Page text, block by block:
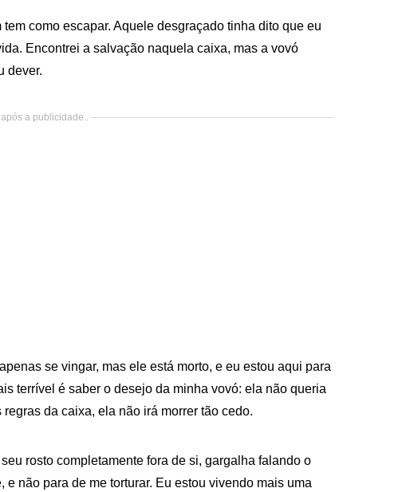
como escapar. Aquele desgraçado tinha dito que eu
Encontrei a salvação naquela caixa, mas a vovó
dever.
a publicidade..
se vingar, mas ele está morto, e eu estou aqui para
terrível é saber o desejo da minha vovó: ela não queria
da caixa, ela não irá morrer tão cedo.
rosto completamente fora de si, gargalha falando o
não para de me torturar. Eu estou vivendo mais uma